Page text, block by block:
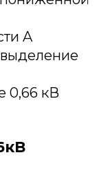
A
0,66 кВ